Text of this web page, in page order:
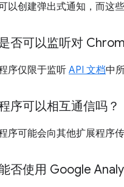
以创建弹出式通知，而这
否可以监听对
序仅限于监听 API 文档中
序可以相互通信吗？
序可能会向其他扩展程序
否使用 Google